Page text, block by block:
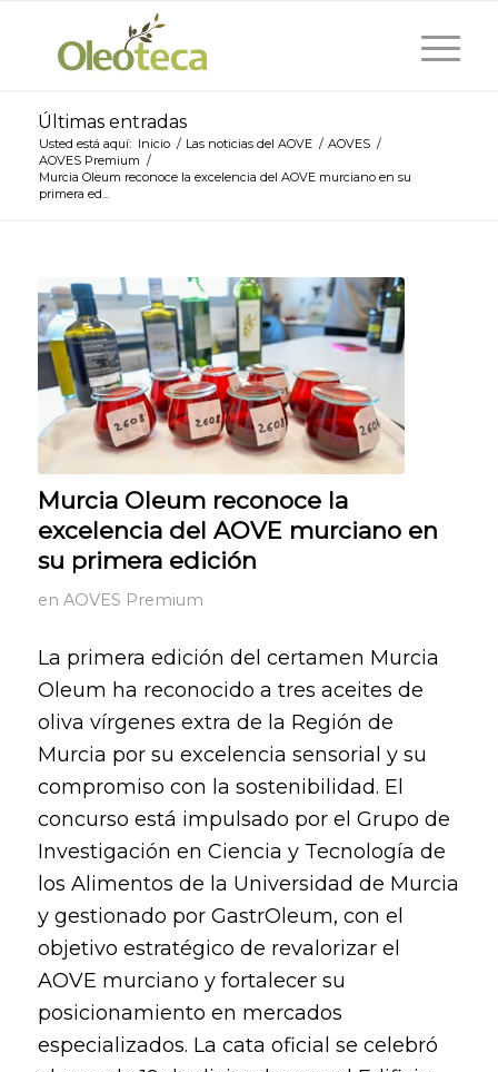
Últimas entradas
Usted está aquí: Inicio / Las noticias del AOVE / AOVES /
AOVES Premium /
Murcia Oleum reconoce la excelencia del AOVE murciano en su
primera ed...
Murcia Oleum reconoce la
excelencia del AOVE murciano en
su primera edición
en AOVES Premium
La primera edición del certamen Murcia
Oleum ha reconocido a tres aceites de
oliva vírgenes extra de la Región de
Murcia por su excelencia sensorial y su
compromiso con la sostenibilidad. El
concurso está impulsado por el Grupo de
Investigación en Ciencia y Tecnología de
los Alimentos de la Universidad de Murcia
y gestionado por GastrOleum, con el
objetivo estratégico de revalorizar el
AOVE murciano y fortalecer su
posicionamiento en mercados
especializados. La cata oficial se celebró